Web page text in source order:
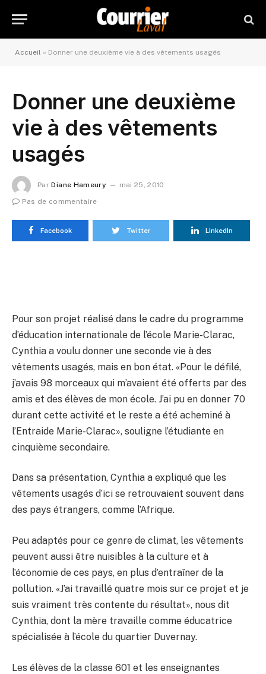
Accueil » Donner une deuxième vie à des vêtements usagés
Donner une deuxième
vie à des vêtements
usagés
Par Diane Hameury
mai 25, 2010
Pas de commentaire
Facebook Twitter LinkedIn
Pour son projet réalisé dans le cadre du programme
d’éducation internationale de l’école Marie-Clarac,
Cynthia a voulu donner une seconde vie à des
vêtements usagés, mais en bon état. «Pour le défilé,
j’avais 98 morceaux qui m’avaient été offerts par des
amis et des élèves de mon école. J’ai pu en donner 70
durant cette activité et le reste a été acheminé à
l’Entraide Marie-Clarac», souligne l’étudiante en
cinquième secondaire.
Dans sa présentation, Cynthia a expliqué que les
vêtements usagés d’ici se retrouvaient souvent dans
des pays étrangers, comme l’Afrique.
Peu adaptés pour ce genre de climat, les vêtements
peuvent aussi être nuisibles à la culture et à
l’économie de ces pays, en plus d’entraîner de la
pollution. «J’ai travaillé quatre mois sur ce projet et je
suis vraiment très contente du résultat», nous dit
Cynthia, dont la mère travaille comme éducatrice
spécialisée à l’école du quartier Duvernay.
Les élèves de la classe 601 et les enseignantes